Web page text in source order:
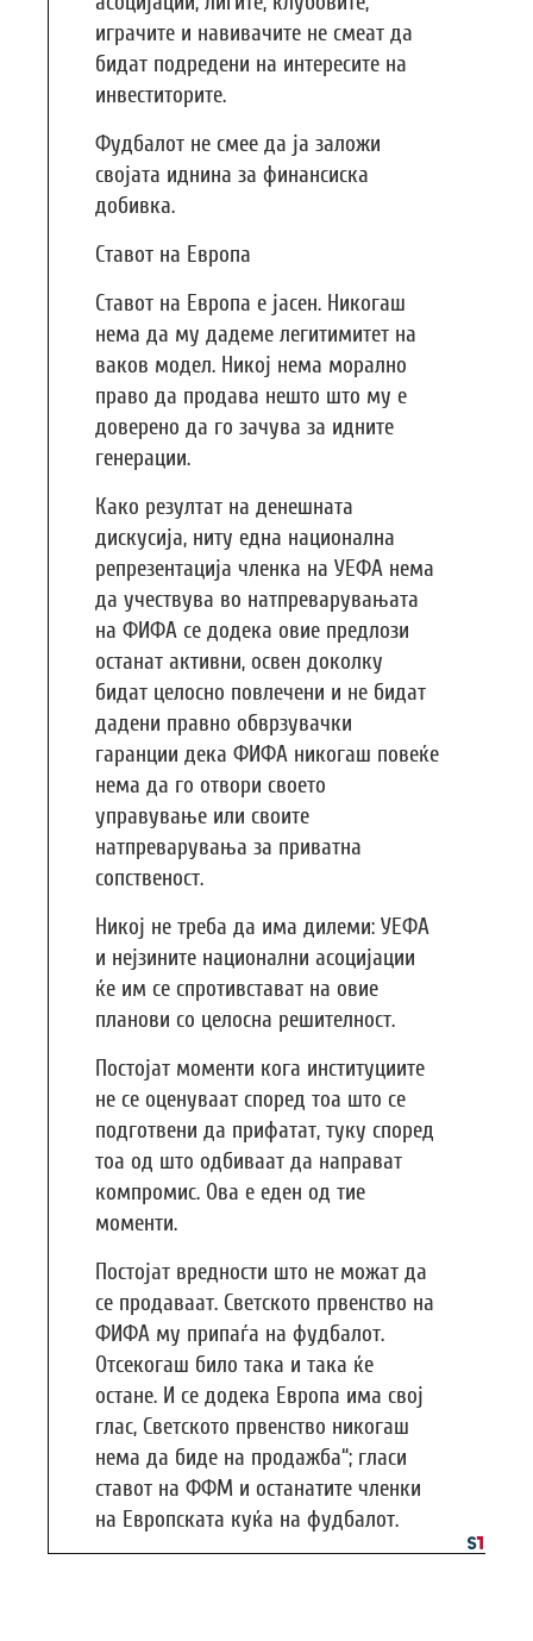
играчите и навивачите не смеат да
бидат подредени на интересите на
инвеститорите.
Фудбалот не смее да ја заложи
својата иднина за финансиска
добивка.
Ставот на Европа
Ставот на Европа е јасен. Никогаш
нема да му дадеме легитимитет на
ваков модел. Никој нема морално
право да продава нешто што му е
доверено да го зачува за идните
генерации.
Како резултат на денешната
дискусија, ниту една национална
репрезентација членка на УЕФА нема
да учествува во натпреварувањата
на ФИФА се додека овие предлози
останат активни, освен доколку
бидат целосно повлечени и не бидат
дадени правно обврзувачки
гаранции дека ФИФА никогаш повеќе
нема да го отвори своето
управување или своите
натпреварувања за приватна
сопственост.
Никој не треба да има дилеми: УЕФА
и нејзините национални асоцијации
ќе им се спротивстават на овие
планови со целосна решителност.
Постојат моменти кога институциите
не се оценуваат според тоа што се
подготвени да прифатат, туку според
тоа од што одбиваат да направат
компромис. Ова е еден од тие
моменти.
Постојат вредности што не можат да
се продаваат. Светското првенство на
ФИФА му припаѓа на фудбалот.
Отсекогаш било така и така ќе
остане. И се додека Европа има свој
глас, Светското првенство никогаш
нема да биде на продажба“; гласи
ставот на ФФМ и останатите членки
на Европската куќа на фудбалот.